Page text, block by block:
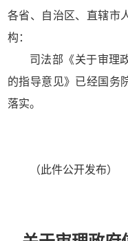
各省、自治区、直辖市
构：
司法部《关于审理
的指导意见》已经国务
落实。
（此件公开发布）